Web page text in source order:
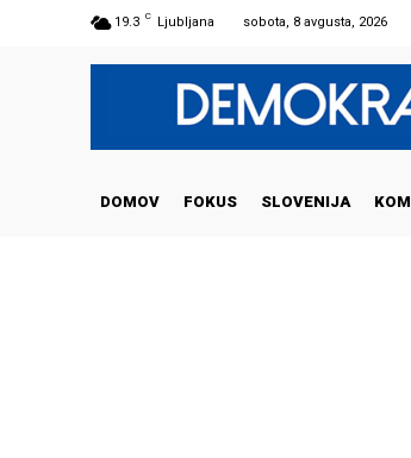
19.3 C Ljubljana sobota, 8 avgusta, 2026
DOMOV FOKUS SLOVENIJA